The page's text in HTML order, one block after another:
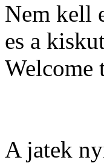
Nem kell
es a
Welcome
A jatek